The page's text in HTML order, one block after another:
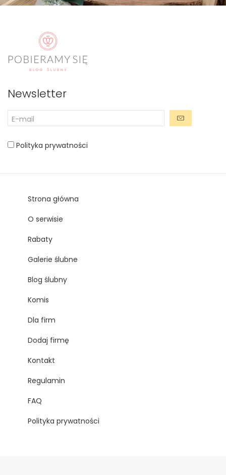
Newsletter
Polityka prywatności
Strona główna
O serwisie
Rabaty
Galerie ślubne
Blog ślubny
Komis
Dla firm
Dodaj firmę
Kontakt
Regulamin
FAQ
Polityka prywatności